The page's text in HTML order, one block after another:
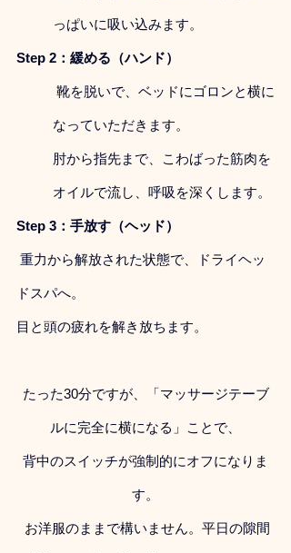
っぱいに吸い込みます。
Step 2：緩める（ハンド）
靴を脱いで、ベッドにゴロンと横に
なっていただきます。
肘から指先まで、こわばった筋肉を
オイルで流し、呼吸を深くします。
Step 3：手放す（ヘッド）
重力から解放された状態で、ドライヘッ
ドスパへ。
目と頭の疲れを解き放ちます。
たった30分ですが、「マッサージテーブ
ルに完全に横になる」ことで、
背中のスイッチが強制的にオフになりま
す。